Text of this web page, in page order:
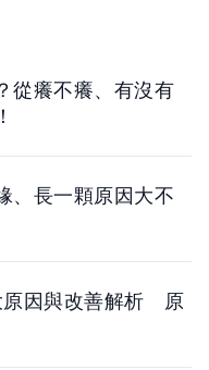
從癢不癢、有沒有
、長一顆原因大不
原因與改善解析 原